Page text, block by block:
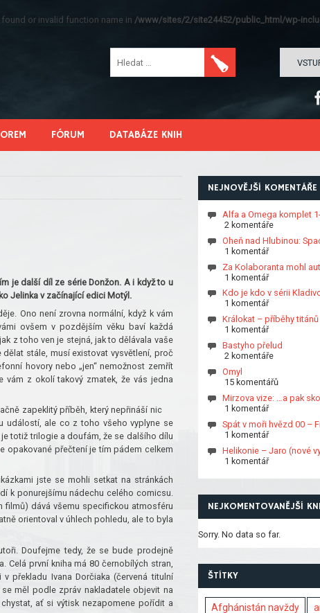
or invalid function name in /www/sites/2/site24452/public_html/wp-
FÓRUM DATABÁZE KNIH
je další díl ze série Donžon. A i když to u
Jelinka v začínající edici Motýl.
Ono není zrovna normální, když k vám
ovšem v pozdějším věku baví každá
z toho ven je stejná, jak to dělávala vaše
stále, musí existovat vysvětlení, proč
hovory nebo „jen“ nemožnost zemřít
z okolí takový zmatek, že vás jedna
zapeklitý příběh, který nepřináší nic
událostí, ale co z toho všeho vyplyne se
totiž trilogie a doufám, že se dalšího dílu
opakované přečtení je tím pádem celkem
jste se mohli setkat na stránkách
k ponurejšímu nádechu celého comicsu.
filmů) dává všemu specifickou atmosféru
orientoval v úhlech pohledu, ale to byla
Doufejme tedy, že se bude prodejně
první kniha má 80 černobílých stran,
překladu Ivana Dorčiaka (červená titulní
měl podle zpráv nakladatele objevit na
ať si výtisk nezapomene pořídit a
NEJNOVĚJŠÍ KOMENTÁŘE
Alfa a Omega komplet
2 komentáře
Oheň nad Hlubinou:
1 komentář
Za Kolaboranta mohl
1 komentář
Kdo je kdo v sérii
1 komentář
Králokat – příběhy titánů
1 komentář
Bastyho přelud
2 komentáře
Omyl
15 komentářů
Mirzova vize: …a pak
1 komentář
Spát v moři hvězd 00 –
1 komentář
Helikonie – Jaro (nové
1 komentář
NEJKOMENTOVANĚJŠÍ
Sorry. No data so far.
ŠTÍTKY
Afghánistán navždy